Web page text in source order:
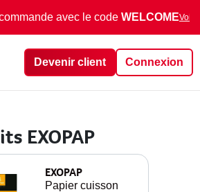
avec le code WELCOMEVoir
Devenir client Connexion
EXOPAP
EXOPAP
Papier cuisson